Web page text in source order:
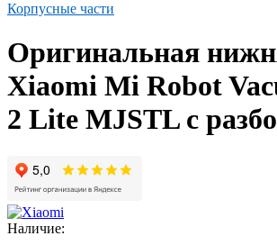
Корпусные части
Оригинальная
Xiaomi Mi Robot
2 Lite MJSTL с
Наличие: